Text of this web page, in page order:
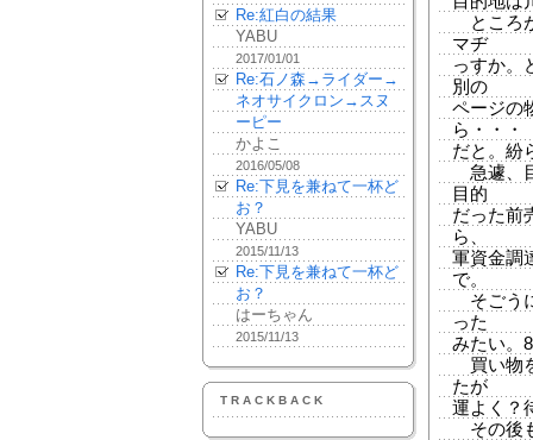
Re:紅白の結果
YABU
2017/01/01
Re:石ノ森→ライダー→
ネオサイクロン→スヌ
ーピー
かよこ
2016/05/08
Re:下見を兼ねて一杯ど
お？
YABU
2015/11/13
Re:下見を兼ねて一杯ど
お？
はーちゃん
2015/11/13
TRACKBACK
ところ
マヂ
っすか。
別の
ページの
ら・・・
だと。紛
急遽、
目的
だった前
ら、
軍資金調
で。
そごう
った
みたい。
買い物
たが
運よく？
その後